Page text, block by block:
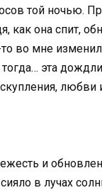
той ночью.
как она спит,
то во мне
эта
любви
и
в лучах